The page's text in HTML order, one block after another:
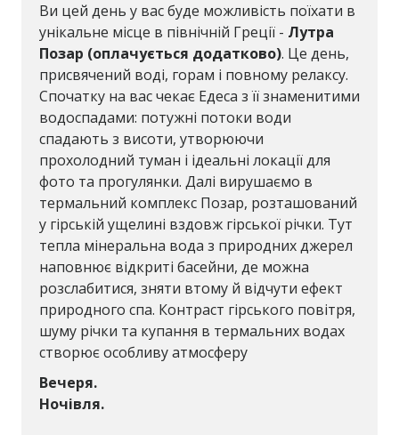
Ви цей день у вас буде можливість поїхати в
унікальне місце в північній Греції - Лутра
Позар (оплачується додатково). Це день,
присвячений воді, горам і повному релаксу.
Спочатку на вас чекає Едеса з її знаменитими
водоспадами: потужні потоки води
спадають з висоти, утворюючи
прохолодний туман і ідеальні локації для
фото та прогулянки. Далі вирушаємо в
термальний комплекс Позар, розташований
у гірській ущелині вздовж гірської річки. Тут
тепла мінеральна вода з природних джерел
наповнює відкриті басейни, де можна
розслабитися, зняти втому й відчути ефект
природного спа. Контраст гірського повітря,
шуму річки та купання в термальних водах
створює особливу атмосферу
Вечеря.
Ночівля.